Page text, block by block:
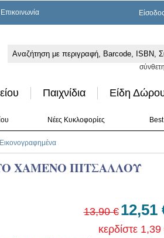
Επικοινωνία
Παιχνίδια Είδη
Νέες Κυκλοφορίες
Εικονογραφημένα
ΧΑΜΕΝΟ ΠΙΤΣΑΛΛΟΥ
13,90 € 12,51
κερδίστε 1,39